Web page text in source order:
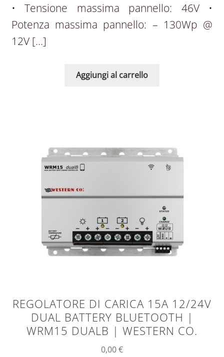
• Tensione massima pannello: 46V •
Potenza massima pannello: – 130Wp @
12V […]
Aggiungi al carrello
REGOLATORE DI CARICA 15A 12/24V
DUAL BATTERY BLUETOOTH |
WRM15 DUALB | WESTERN CO.
0,00€